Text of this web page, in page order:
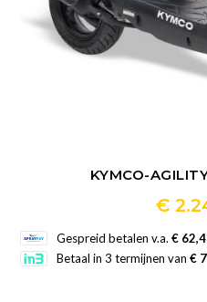
KYMCO-
€
Gespreid betalen v.a.€
Betaal in 3 termijnen van€